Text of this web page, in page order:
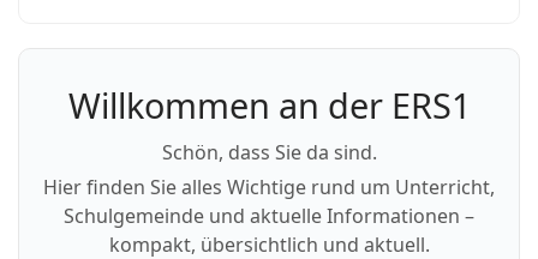
Willkommen an der ERS1
Schön, dass Sie da sind.
Hier finden Sie alles Wichtige rund um Unterricht,
Schulgemeinde und aktuelle Informationen –
kompakt, übersichtlich und aktuell.